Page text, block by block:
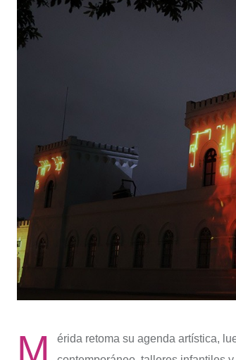
M
érida retoma su agenda artística,